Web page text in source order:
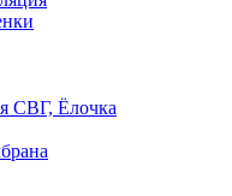
СВГ, Ёлочка